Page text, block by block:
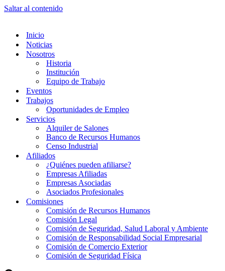
Saltar al contenido
Inicio
Noticias
Nosotros
Historia
Institución
Equipo de Trabajo
Eventos
Trabajos
Oportunidades de Empleo
Servicios
Alquiler de Salones
Banco de Recursos Humanos
Censo Industrial
Afiliados
¿Quiénes pueden afiliarse?
Empresas Afiliadas
Empresas Asociadas
Asociados Profesionales
Comisiones
Comisión de Recursos Humanos
Comisión Legal
Comisión de Seguridad, Salud Laboral y Ambiente
Comisión de Responsabilidad Social Empresarial
Comisión de Comercio Exterior
Comisión de Seguridad Física